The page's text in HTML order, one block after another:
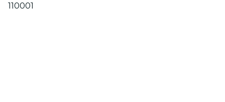
110001